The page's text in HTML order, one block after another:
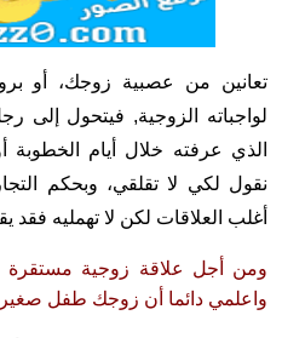
تعانين من عصبية زوجك، أو
لواجباته الزوجية, فيتحول
الذي عرفته خلال أيام الخطوبة
نقول لكي لا تقلقي، وبحكم
أغلب العلاقات لكن لا تهمليه فقد
ومن أجل علاقة زوجية مستقرة
واعلمي دائما أن زوجك طفل صغير